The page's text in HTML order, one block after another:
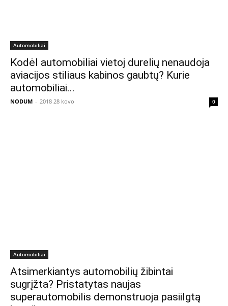
Automobiliai
Kodėl automobiliai vietoj durelių nenaudoja
aviacijos stiliaus kabinos gaubtų? Kurie
automobiliai...
NODUM - 2018 28 kovo 0
Automobiliai
Atsimerkiantys automobilių žibintai
sugrįžta? Pristatytas naujas
superautomobilis demonstruoja pasiilgtą